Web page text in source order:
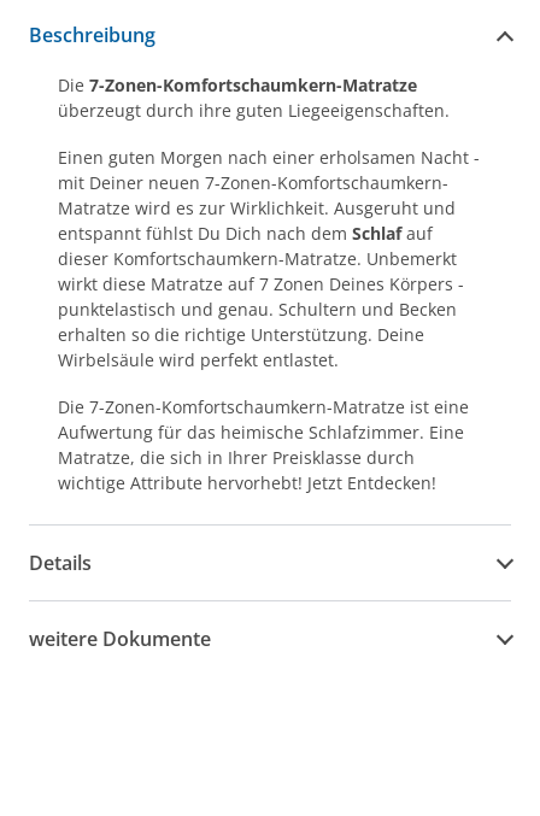
Beschreibung
Die 7-Zonen-Komfortschaumkern-Matratze
überzeugt durch ihre guten Liegeeigenschaften.
Einen guten Morgen nach einer erholsamen Nacht -
mit Deiner neuen 7-Zonen-Komfortschaumkern-
Matratze wird es zur Wirklichkeit. Ausgeruht und
entspannt fühlst Du Dich nach dem Schlafauf
dieser Komfortschaumkern-Matratze. Unbemerkt
wirkt diese Matratze auf 7 Zonen Deines Körpers -
punktelastisch und genau. Schultern und Becken
erhalten so die richtige Unterstützung. Deine
Wirbelsäule wird perfekt entlastet.
Die 7-Zonen-Komfortschaumkern-Matratze ist eine
Aufwertung für das heimische Schlafzimmer. Eine
Matratze, die sich in Ihrer Preisklasse durch
wichtige Attribute hervorhebt! Jetzt Entdecken!
Details
weitere Dokumente